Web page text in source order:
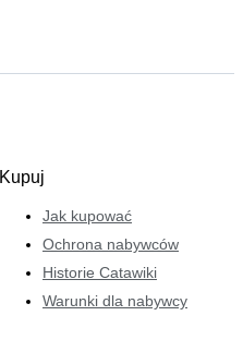
Kupuj
Jak kupować
Ochrona nabywców
Historie Catawiki
Warunki dla nabywcy